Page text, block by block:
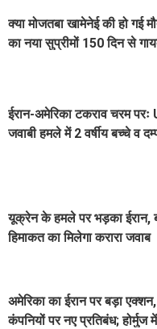
क्या मोजतबा खामेनेई की हो गई
का नया सुप्रीमों 150 दिन से
ईरान-अमेरिका टकराव चरम
जवाबी हमले में 2 वर्षीय बच्चे व
यूक्रेन के हमले पर भड़का ईरान,
हिमाकत का मिलेगा करारा जवाब
अमेरिका का ईरान पर बड़ा
कंपनियों पर नए प्रतिबंध; होर्मुज